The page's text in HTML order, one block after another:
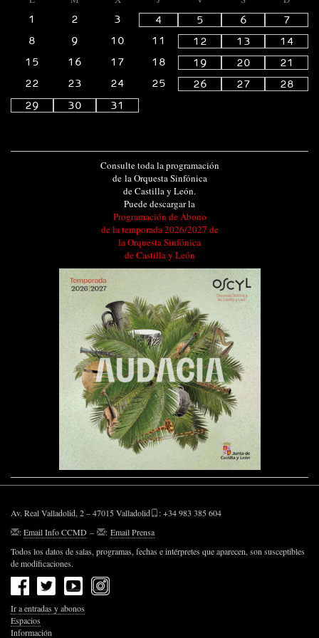
1
2 3 4 5 6
7
8
9 10 11 12 13
14
15
16 17 18 19 20
21
22
23 24 25 26 27
28
29
30 31
Consulte toda la programación
de la Orquesta Sinfónica
de Castilla y León.
Puede descargar la
Programación de Abono
de la temporada 2026/2027 de
la Orquesta Sinfónica
de Castilla y León
Av. Real Valladolid, 2 – 47015 Valladolid
: +34 983 385 604
:Email Info CCMD – : Email Prensa
Todos los datos de salas, programas, fechas e intérpretes que aparecen, son susceptibles
de modificaciones.
Ir a entradas y abonos
Espacios
Información